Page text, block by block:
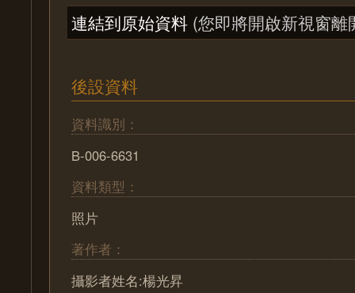
連結到原始資料 (您即將開啟新視窗離
後設資料
資料識別：
B-006-6631
資料類型：
照片
著作者：
攝影者姓名:楊光昇